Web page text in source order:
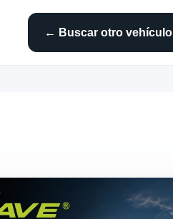
← Buscar otro vehículo